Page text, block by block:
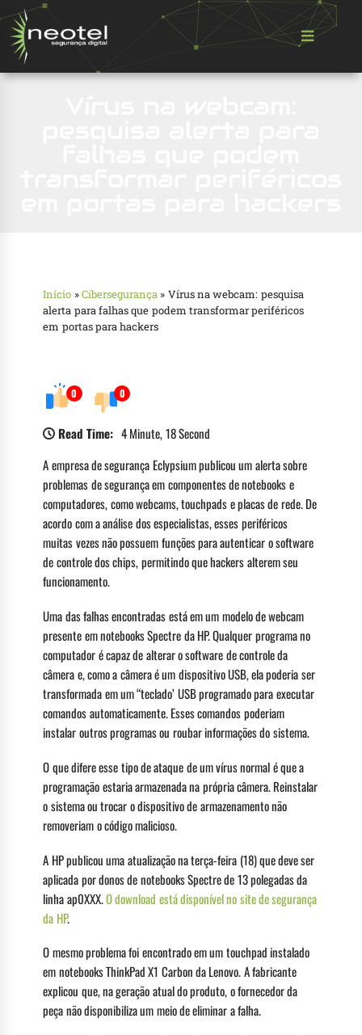
Início »Cibersegurança » Vírus na webcam: pesquisa
alerta para falhas que podem transformar periféricos
em portas para hackers
0 0
Read Time: 4 Minute, 18 Second
A empresa de segurança Eclypsium publicou um alerta sobre
problemas de segurança em componentes de notebooks e
computadores, como webcams, touchpads e placas de rede. De
acordo com a análise dos especialistas, esses periféricos
muitas vezes não possuem funções para autenticar o software
de controle dos chips, permitindo que hackers alterem seu
funcionamento.
Uma das falhas encontradas está em um modelo de webcam
presente em notebooks Spectre da HP. Qualquer programa no
computador é capaz de alterar o software de controle da
câmera e, como a câmera é um dispositivo USB, ela poderia ser
transformada em um “teclado’ USB programado para executar
comandos automaticamente. Esses comandos poderiam
instalar outros programas ou roubar informações do sistema.
O que difere esse tipo de ataque de um vírus normal é que a
programação estaria armazenada na própria câmera. Reinstalar
o sistema ou trocar o dispositivo de armazenamento não
removeriam o código malicioso.
A HP publicou uma atualização na terça-feira (18) que deve ser
aplicada por donos de notebooks Spectre de 13 polegadas da
linha ap0XXX.O download está disponível no site de segurança
da HP.
O mesmo problema foi encontrado em um touchpad instalado
em notebooks ThinkPad X1 Carbon da Lenovo. A fabricante
explicou que, na geração atual do produto, o fornecedor da
peça não disponibiliza um meio de eliminar a falha.